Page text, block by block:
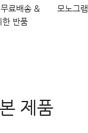
료배송 &
한 반품
모노그
제품